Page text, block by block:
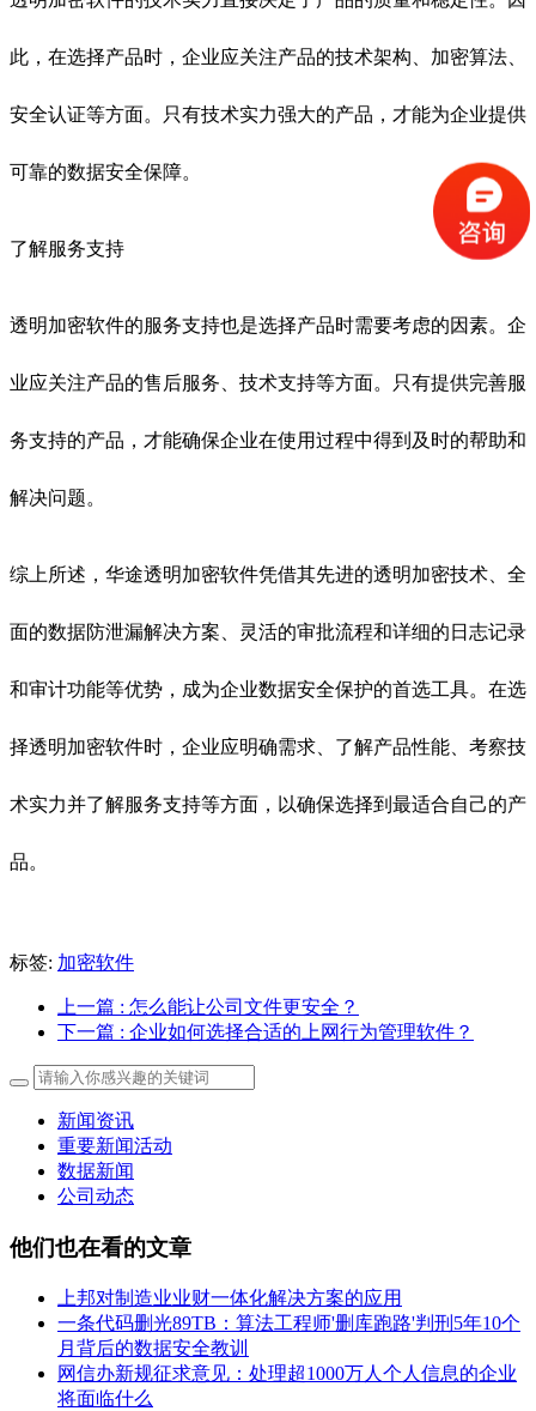
此，在选择产品时，企业应关注产品的技术架构、加密算法、
安全认证等方面。只有技术实力强大的产品，才能为企业提供
可靠的数据安全保障。
了解服务支持
透明加密软件的服务支持也是选择产品时需要考虑的因素。企
业应关注产品的售后服务、技术支持等方面。只有提供完善服
务支持的产品，才能确保企业在使用过程中得到及时的帮助和
解决问题。
综上所述，华途透明加密软件凭借其先进的透明加密技术、全
面的数据防泄漏解决方案、灵活的审批流程和详细的日志记录
和审计功能等优势，成为企业数据安全保护的首选工具。在选
择透明加密软件时，企业应明确需求、了解产品性能、考察技
术实力并了解服务支持等方面，以确保选择到最适合自己的产
品。
标签: 加密软件
上一篇 : 怎么能让公司文件更安全？
下一篇 : 企业如何选择合适的上网行为管理软件？
新闻资讯
重要新闻活动
数据新闻
公司动态
他们也在看的文章
上邦对制造业业财一体化解决方案的应用
一条代码删光89TB：算法工程师'删库跑路'判刑5年10个
月背后的数据安全教训
网信办新规征求意见：处理超1000万人个人信息的企业
将面临什么